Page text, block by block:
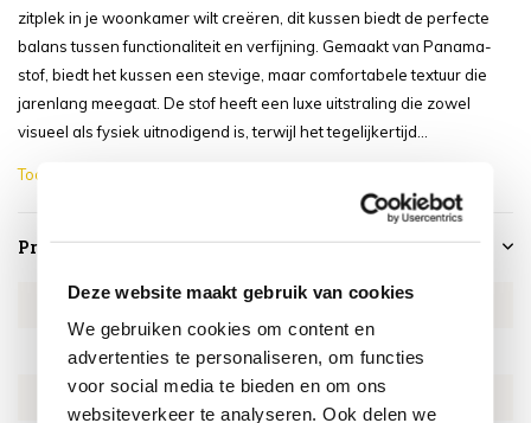
Deze website maakt gebruik van cookies
We gebruiken cookies om content en
advertenties te personaliseren, om functies
voor social media te bieden en om ons
websiteverkeer te analyseren. Ook delen we
zitplek in je woonkamer wilt creëren, dit kussen biedt de perfecte
balans tussen functionaliteit en verfijning. Gemaakt van Panama-
stof, biedt het kussen een stevige, maar comfortabele textuur die
jarenlang meegaat. De stof heeft een luxe uitstraling die zowel
visueel als fysiek uitnodigend is, terwijl het tegelijkertijd...
Toon meer
Productspecificaties
Artikelnummer BAN8B239
SKU BAN8B239
EAN 8720848334243